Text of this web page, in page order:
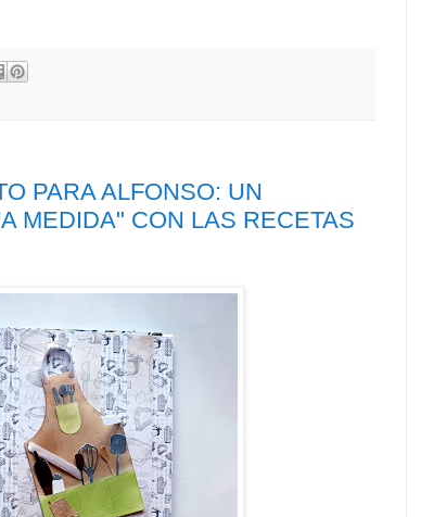
PARA ALFONSO: UN
MEDIDA" CON LAS RECETAS